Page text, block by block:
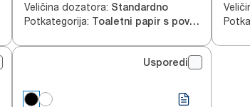
Veličina dozatora: Standardno
Potkategorija: Toaletni papir s povlačenjem u sredini
Usporedi